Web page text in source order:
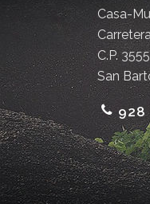
Casa-
C.P.
San
928